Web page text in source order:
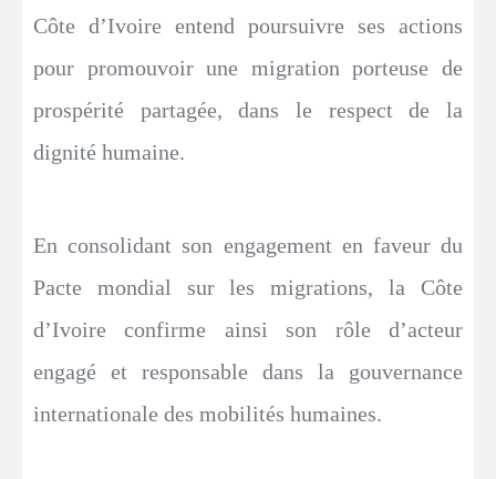
Côte d’Ivoire entend poursuivre ses actions
pour promouvoir une migration porteuse de
prospérité partagée, dans le respect de la
dignité humaine.
En consolidant son engagement en faveur du
Pacte mondial sur les migrations, la Côte
d’Ivoire confirme ainsi son rôle d’acteur
engagé et responsable dans la gouvernance
internationale des mobilités humaines.